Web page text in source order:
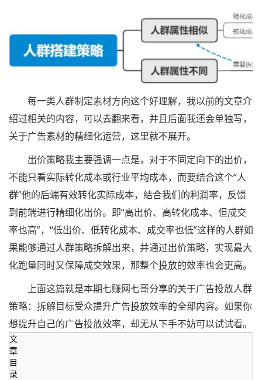
每一类人群制定素材方向这个好理解，我以前的文章介
绍过相关的内容，可以去翻来看，并且后面我还会单独写，
关于广告素材的精细化运营，这里就不展开。
出价策略我主要强调一点是，对于不同定向下的出价，
不能只看实际转化成本或行业平均成本，而要结合这个“人
群”他的后端有效转化实际成本，结合我们的利润率，反馈
到前端进行精细化出价。即“高出价、高转化成本、但成交
率也高”，“低出价、低转化成本、成交率也低”这样的人群如
果能够通过人群策略拆解出来，并通过出价策略，实现最大
化跑量同时又保障成交效果，那整个投放的效率也会更高。
上面这篇就是本期七赚网七哥分享的关于广告投放人群
策略：拆解目标受众提升广告投放效率的全部内容。如果你
想提升自己的广告投放效率，却无从下手不妨可以试试看。
文
章
目
录